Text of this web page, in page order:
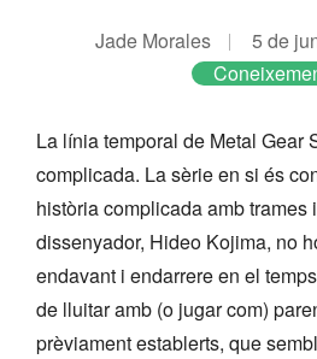
Jade Morales
5 de
La línia temporal de Metal Gear
complicada. La sèrie en si és
història complicada amb trames
dissenyador, Hideo Kojima, no
endavant i endarrere en el
de lluitar amb (o jugar com)
prèviament establerts, que